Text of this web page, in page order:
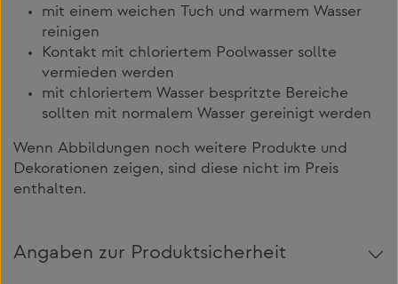
mit einem weichen Tuch und warmem Wasser
reinigen
Kontakt mit chloriertem Poolwasser sollte
vermieden werden
mit chloriertem Wasser bespritzte Bereiche
sollten mit normalem Wasser gereinigt werden
Wenn Abbildungen noch weitere Produkte und
Dekorationen zeigen, sind diese nicht im Preis
enthalten.
Angaben zur Produktsicherheit